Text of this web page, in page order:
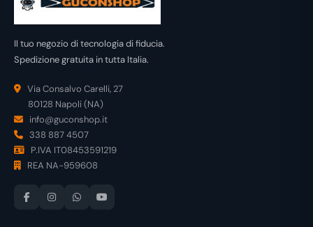
Il tuo negozio di tecnologia di fiducia.
Spedizione gratuita in tutta Italia.
Via Consalvo Carelli, 27
80128 Napoli (NA)
info@guconshop.it
338 887 4507
P.IVA IT08453591219
REA NA-959608